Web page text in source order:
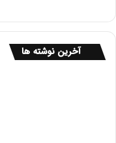
آخرین نوشته ها